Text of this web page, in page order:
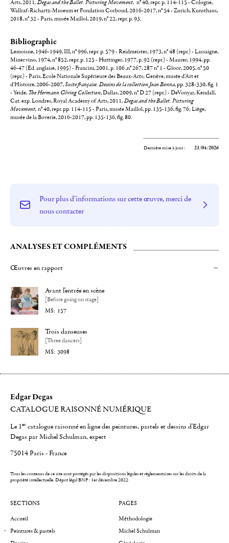
Arts, 2011,Degas and the Ballet. Picturing Movement, n° 40, repr. p. 114-115 - Cologne,
Wallraf-Richartz-Museum et Fondation Corboud, 2016-2017, n° 54 - Zurich, Kunsthaus,
2018, n° 32 - Paris, musée Maillol, 2019, n° 22, repr. p. 93.
Bibliographie
Lemoisne, 1946-1949, III, n° 996, repr. p. 579 - Reidmeister, 1973, n° 48 (repr.) - Lassaigne,
Minervino, 1974, n° 852, repr. p. 125 - Huttinger, 1977, p. 92 (repr.) - Maurer, 1994, pp.
46-47 (Ed. anglaise, 1995) - Francini, 2001, p. 106 ,n° 267, 287 n° 1 - Gloor, 2005, n° 50
(repr.) - Paris, Ecole Nationale Supérieure des Beaux-Arts; Genève, musée d'Art et
d'Histoire, 2006-2007,Suite française. Dessins de la collection Jean Bonna, pp. 328-330, fig. 1
- Yeide, The Hermann Göring Collection, Dallas, 2009, n° D 27 (repr.) - DeVonyar, Kendall,
Cat. exp. Londres, Royal Academy of Arts, 2011,Degas and the Ballet. Picturing
Movement, n° 40, repr. pp. 114-115 - Paris, musée Maillol, pp. 135-136, fig. 76; Liège,
musée de la Boverie, 2016-2017, pp. 135-136, fig. 80.
Dernière mise à jour : 21/04/2026
Pour plus d'informations sur cette œuvre, merci de
nous contacter
ANALYSES ET COMPLÉMENTS
Œuvres en rapport
Avant l'entrée en scène
[Before going on stage]
157
Trois danseuses
[Three dancers]
3098
Edgar Degas
CATALOGUE RAISONNÉ NUMÉRIQUE
Le 1er catalogue raisonné en ligne des peintures, pastels et dessins d'Edgar
Degas par Michel Schulman, expert
75014 Paris - France
Tous les contenus de ce site sont protégés par les dispositions légales et réglementaires sur les droits de la
propriété intellectuelle.Dépot légal BNF : 1er décembre 2022
SECTIONS
Accueil
Peintures & pastels
PAGES
Méthodologie
Michel Schulman